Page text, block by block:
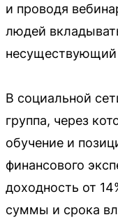
и проводя
людей
несуществующий
В социальной
группа, через
обучение и
финансового
доходность от
суммы и срока